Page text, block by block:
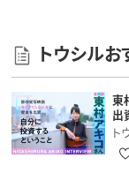
トウシル
東
出
ト